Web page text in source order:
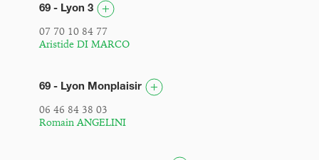
69 - Lyon 3
07 70 10 84 77
Aristide DI MARCO
69 - Lyon Monplaisir
06 46 84 38 03
Romain ANGELINI